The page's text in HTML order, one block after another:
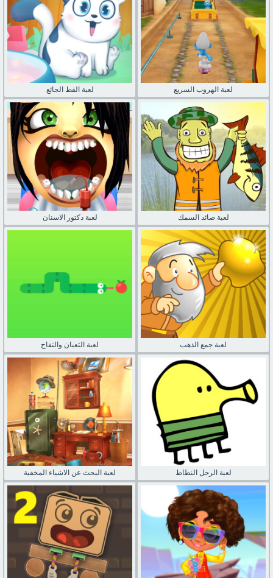
لعبة القط الجائع لعبة الهروب السريع
لعبة دكتور الاسنان لعبة صائد السمك
لعبة الثعبان والتفاح لعبة جمع الذهب
لعبة البحث عن الاشياء المخفية لعبة الرجل النطاط